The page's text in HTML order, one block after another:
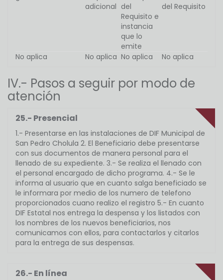
adicional del
Requisito e
instancia
que lo
emite
del Requisito
No aplica No aplica No aplica No aplica
IV.- Pasos a seguir por modo de
atención
25.- Presencial
1.- Presentarse en las instalaciones de DIF Municipal de
San Pedro Cholula 2. El Beneficiario debe presentarse
con sus documentos de manera personal para el
llenado de su expediente. 3.- Se realiza el llenado con
el personal encargado de dicho programa. 4.- Se le
informa al usuario que en cuanto salga beneficiado se
le informara por medio de los numero de telefono
proporcionados cuano realizo el registro 5.- En cuanto
DIF Estatal nos entrega la despensa y los listados con
los nombres de los nuevos beneficiarios, nos
comunicamos con ellos, para contactarlos y citarlos
para la entrega de sus despensas.
26.- En línea